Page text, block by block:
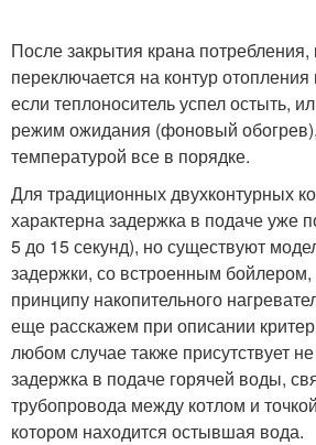
После закрытия крана потребления,
переключается на контур отопления
если теплоноситель успел остыть,
режим ожидания (фоновый
температурой все в порядке.
Для традиционных двухконтурных
характерна задержка в подаче уже
5 до 15 секунд), но существуют
задержки, со встроенным
принципу накопительного
еще расскажем при описании
любом случае также присутствует
задержка в подаче горячей воды,
трубопровода между котлом и
котором находится остывшая вода.